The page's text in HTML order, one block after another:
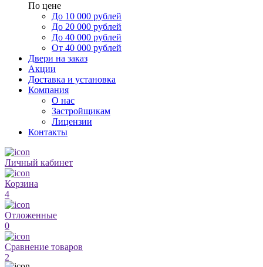
По цене
До 10 000 рублей
До 20 000 рублей
До 40 000 рублей
От 40 000 рублей
Двери на заказ
Акции
Доставка и установка
Компания
О нас
Застройщикам
Лицензии
Контакты
Личный кабинет
Корзина
4
Отложенные
0
Сравнение товаров
2